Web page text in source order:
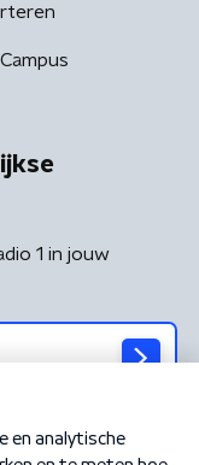
1 in jouw